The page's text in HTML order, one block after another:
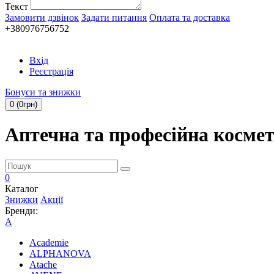
Текст
Замовити дзвінок Задати питання Оплата та доставка
+380976756752
Вхід
Реєстрація
Бонуси та знижки
0 (0грн)
Аптечна та професійна
0
Каталог
Знижки Акції
Бренди:
A
Academie
ALPHANOVA
Atache